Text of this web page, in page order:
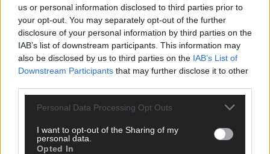
us or personal information disclosed to third parties prior to
your opt-out. You may separately opt-out of the further
disclosure of your personal information by third parties on the
IAB’s list of downstream participants. This information may
also be disclosed by us to third parties on the IAB’s List of
Downstream Participants that may further disclose it to other
Personal Data Processing Opt Outs
I want to opt-out of the Sharing of my
personal data.
Opted In
SCHNELL ZUM RESSORT
Nachrichten
Politik
Wirtschaft
Wissen
Streams & Storys
Eurovision